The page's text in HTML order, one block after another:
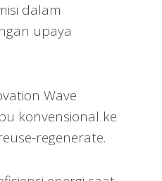
dalam
upaya
Wave
konvensional ke
regenerate.